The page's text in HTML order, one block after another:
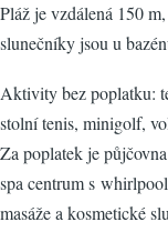
Pláž je vzdálená 150
slunečníky jsou u
Aktivity bez poplatku:
stolní tenis, minigolf,
Za poplatek je
spa centrum s
masáže a kosmetické